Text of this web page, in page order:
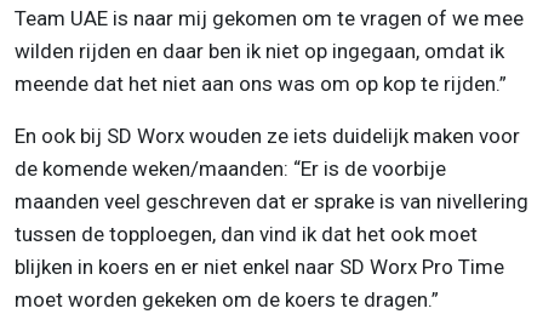
Team UAE is naar mij gekomen om te vragen of we mee
wilden rijden en daar ben ik niet op ingegaan, omdat ik
meende dat het niet aan ons was om op kop te rijden.”
En ook bij SD Worx wouden ze iets duidelijk maken voor
de komende weken/maanden: “Er is de voorbije
maanden veel geschreven dat er sprake is van nivellering
tussen de topploegen, dan vind ik dat het ook moet
blijken in koers en er niet enkel naar SD Worx Pro Time
moet worden gekeken om de koers te dragen.”